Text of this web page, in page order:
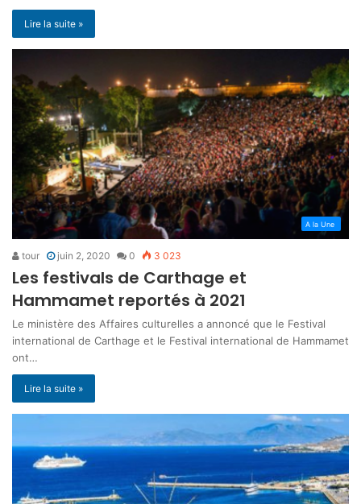
Lire la suite »
A la Une
tour juin 2, 2020 0 3 023
Les festivals de Carthage et
Hammamet reportés à 2021
Le ministère des Affaires culturelles a annoncé que le Festival
international de Carthage et le Festival international de Hammamet
ont…
Lire la suite »